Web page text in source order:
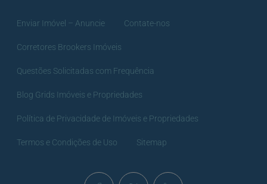
Enviar Imóvel – Anuncie Contate-nos
Corretores Brookers Imóveis
Questões Solicitadas com Frequência
Blog Grids Imóveis e Propriedades
Política de Privacidade de Imóveis e Propriedades
Termos e Condições de Uso Sitemap